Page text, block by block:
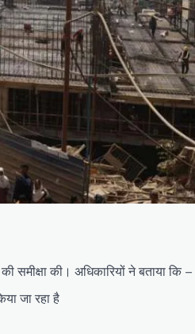
समीक्षा की। अधिकारियों ने बताया कि –
जा रहा है